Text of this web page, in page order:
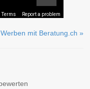
Terms Report a problem
Werben mit Beratung.ch »